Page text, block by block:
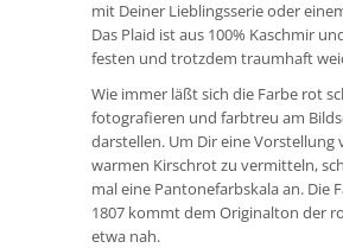
mit Deiner Lieblingsserie oder
Das Plaid ist aus 100% Kaschmir
festen und trotzdem traumhaft
Wie immer läßt sich die Farbe rot
fotografieren und farbtreu am
darstellen. Um Dir eine Vorstellung
warmen Kirschrot zu vermitteln,
mal eine Pantonefarbskala an. Die
1807 kommt dem Originalton der
etwa nah.